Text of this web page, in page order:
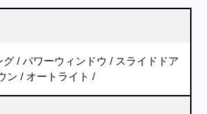
グ パワーウィンドウ
スライドドア
ン オートライト